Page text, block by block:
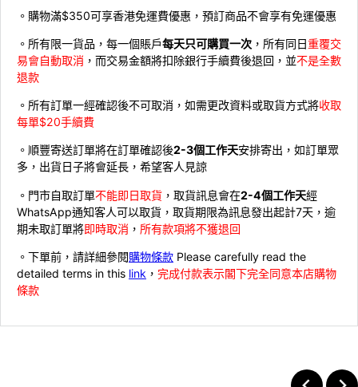
。購物滿$350可享香港免運費優惠，預訂商品不會享有免運優惠
。所有限一貨品，每一個賬戶每天只可購買一次 ，所有同日重覆交
易會自動取消 ，而交易金額將扣除銀行手續費後退回，並不是全數
退款
。所有訂單一經確認後不可取消，如需更改資料或取貨方式將收取
每單$20手續費
。順豐寄送訂單將在訂單確認後2-3個工作天安排寄出，如訂單眾
多，出貨日子將會延長，希望客人見諒
。門市自取訂單不能即日取貨 ，取貨訊息會在2-4個工作天經
WhatsApp通知客人可以取貨，取貨期限為訊息發出起計7天，逾
期未取訂單將即時取消 ， 所有款項將不獲退回
。下單前，請詳細參閱購物條款 Please carefully read the
detailed terms in this link ， 完成付款表示閣下完全同意本店購物
條款